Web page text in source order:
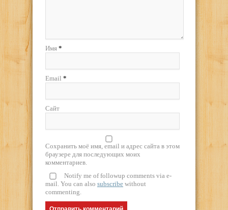
Имя *
Email *
Сайт
Сохранить моё имя, email и адрес сайта в этом
браузере для последующих моих
комментариев.
Notify me of followup comments via e-
mail. You can also subscribe without
commenting.